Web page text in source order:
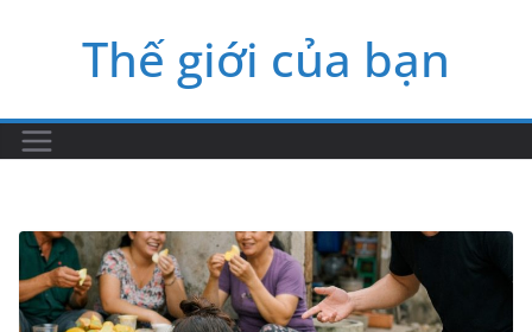
Thế giới của bạn